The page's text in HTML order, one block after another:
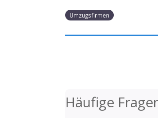
Umzugsfirmen
Häufige